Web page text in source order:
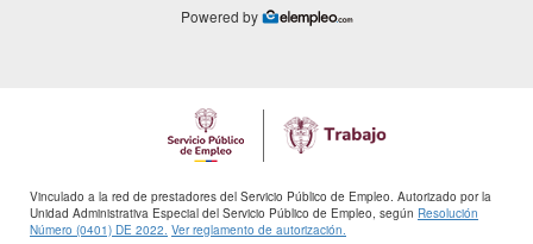
Powered by
Vinculado a la red de prestadores del Servicio Público de Empleo. Autorizado por la
Unidad Administrativa Especial del Servicio Público de Empleo, según Resolución
Número (0401) DE 2022. Ver reglamento de autorización.